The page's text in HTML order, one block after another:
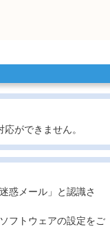
ができません。
惑メール」と認識さ
フトウェアの設定をご